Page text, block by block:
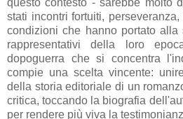
stati incontri fortuiti,
condizioni che hanno portato alla
rappresentativi della loro
dopoguerra che si concentra
compie una scelta vincente:
della storia editoriale di un
critica, toccando la biografia
per rendere più viva la